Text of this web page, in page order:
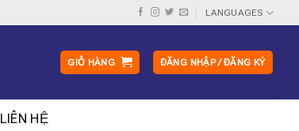
LANGUAGES
GIỎ HÀNG ĐĂNG NHẬP / ĐĂNG KÝ
LIÊN HỆ